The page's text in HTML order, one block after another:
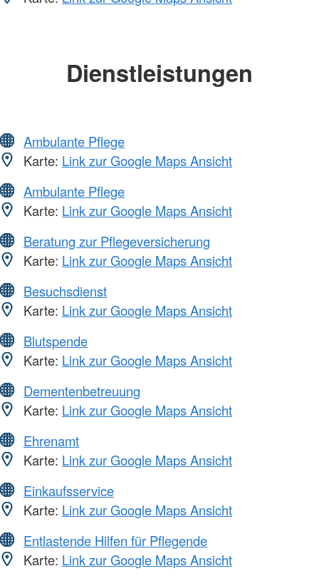
Dienstleistungen
Ambulante Pflege
Karte: Link zur Google Maps Ansicht
Ambulante Pflege
Karte: Link zur Google Maps Ansicht
Beratung zur Pflegeversicherung
Karte: Link zur Google Maps Ansicht
Besuchsdienst
Karte: Link zur Google Maps Ansicht
Blutspende
Karte: Link zur Google Maps Ansicht
Dementenbetreuung
Karte: Link zur Google Maps Ansicht
Ehrenamt
Karte: Link zur Google Maps Ansicht
Einkaufsservice
Karte: Link zur Google Maps Ansicht
Entlastende Hilfen für Pflegende
Karte: Link zur Google Maps Ansicht